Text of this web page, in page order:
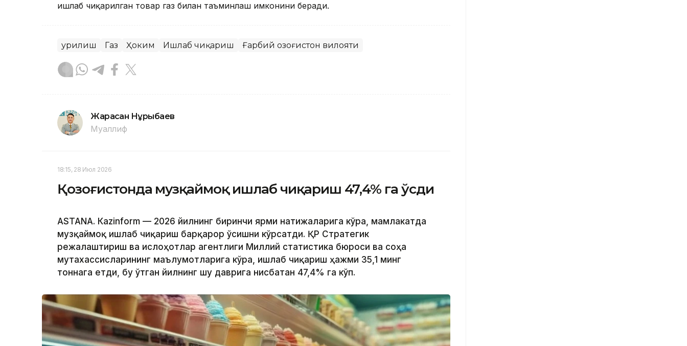
ишлаб чиқарилган товар газ билан таъминлаш имконини беради.
Қурилиш Газ Ҳоким Ишлаб чиқариш Ғарбий Қозоғистон вилояти
Жарасқан Нұрыбаев
Муаллиф
18:15, 28 Июл 2026
Қозоғистонда музқаймоқ ишлаб чиқариш 47,4% га ўсди
ASTANА. Каzinform — 2026 йилнинг биринчи ярми натижаларига кўра, мамлакатда
музқаймоқ ишлаб чиқариш барқарор ўсишни кўрсатди. ҚР Стратегик
режалаштириш ва ислоҳотлар агентлиги Миллий статистика бюроси ва соҳа
мутахассисларининг маълумотларига кўра, ишлаб чиқариш ҳажми 35,1 минг
тоннага етди, бу ўтган йилнинг шу даврига нисбатан 47,4% га кўп.